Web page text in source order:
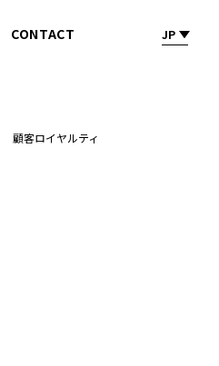
CONTACT JP
顧客ロイヤルティ